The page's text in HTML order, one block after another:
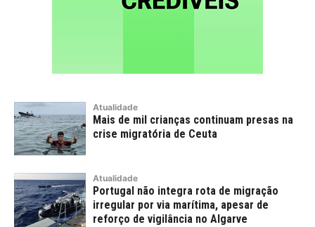
Atualidade
Mais de mil crianças continuam presas na
crise migratória de Ceuta
Atualidade
Portugal não integra rota de migração
irregular por via marítima, apesar de
reforço de vigilância no Algarve